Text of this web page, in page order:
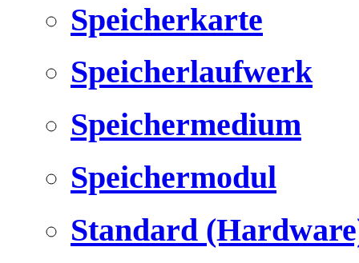
Speicherkarte
Speicherlaufwerk
Speichermedium
Speichermodul
Standard